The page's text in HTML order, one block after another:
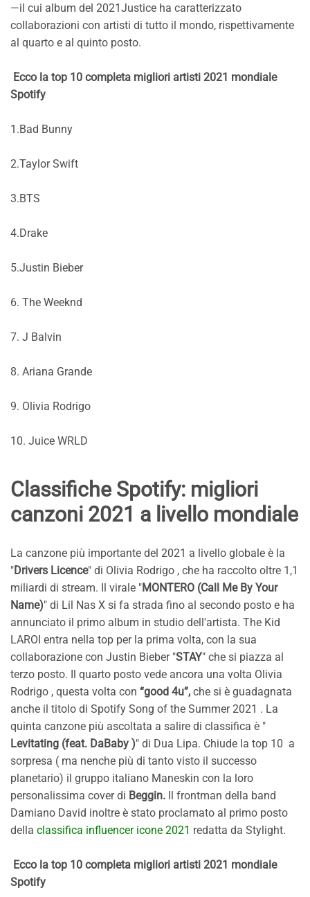
—il cui album del 2021Justice ha caratterizzato
collaborazioni con artisti di tutto il mondo, rispettivamente
al quarto e al quinto posto.
Ecco la top 10 completa migliori artisti 2021 mondiale
Spotify
1.Bad Bunny
2.Taylor Swift
3.BTS
4.Drake
5.Justin Bieber
6. The Weeknd
7. J Balvin
8. Ariana Grande
9. Olivia Rodrigo
10. Juice WRLD
Classifiche Spotify: migliori
canzoni 2021 a livello mondiale
La canzone più importante del 2021 a livello globale è la
"Drivers Licence" di Olivia Rodrigo , che ha raccolto oltre 1,1
miliardi di stream. Il virale "MONTERO (Call Me By Your
Name)" di Lil Nas X si fa strada fino al secondo posto e ha
annunciato il primo album in studio dell'artista. The Kid
LAROI entra nella top per la prima volta, con la sua
collaborazione con Justin Bieber "STAY" che si piazza al
terzo posto. Il quarto posto vede ancora una volta Olivia
Rodrigo , questa volta con “good 4u”, che si è guadagnata
anche il titolo di Spotify Song of the Summer 2021 . La
quinta canzone più ascoltata a salire di classifica è "
Levitating (feat. DaBaby )" di Dua Lipa. Chiude la top 10 a
sorpresa ( ma nenche più di tanto visto il successo
planetario) il gruppo italiano Maneskin con la loro
personalissima cover di Beggin. Il frontman della band
Damiano David inoltre è stato proclamato al primo posto
della classifica influencer icone 2021 redatta da Stylight.
Ecco la top 10 completa migliori artisti 2021 mondiale
Spotify